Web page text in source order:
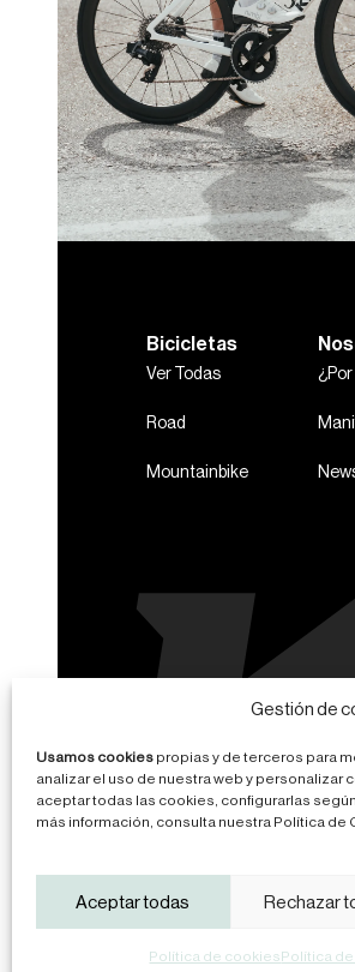
Gestión de
Usamos cookies propias y de terceros para
analizar el uso de nuestra web y personalizar
aceptar todas las cookies, configurarlas
más información, consulta nuestra Política de
Aceptar todas Rechazar
Política de cookiesPolítica
Bicicletas
Ver Todas
Road
Mountainbike